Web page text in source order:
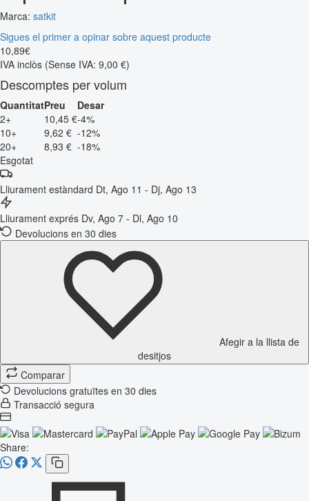
Marca: satkit
Sigues el primer a opinar sobre aquest producte
10,89€
IVA inclòs (Sense IVA: 9,00 €)
Descomptes per volum
QuantitatPreu
Desar
2+
10,45 €-4%
10+
9,62 € -12%
20+
8,93 € -18%
Esgotat
Lliurament estàndard Dt, Ago 11 - Dj, Ago 13
Lliurament exprés Dv, Ago 7 - Dl, Ago 10
Devolucions en 30 dies
Afegir a la llista de
desitjos
Comparar
Devolucions gratuïtes en 30 dies
Transacció segura
Share: